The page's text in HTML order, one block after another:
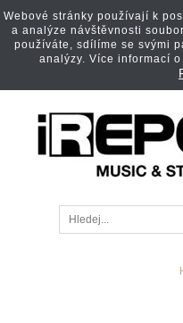
Webové stránky používají k
a analýze návštěvnosti
používáte, sdílíme se svými
analýzy. Více informací